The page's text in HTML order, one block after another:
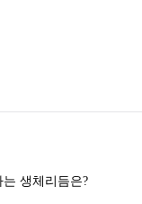
생체리듬은?